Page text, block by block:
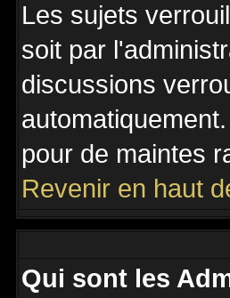
Les sujets
soit par
discussions
pour de maintes
Revenir en haut
Qui sont les